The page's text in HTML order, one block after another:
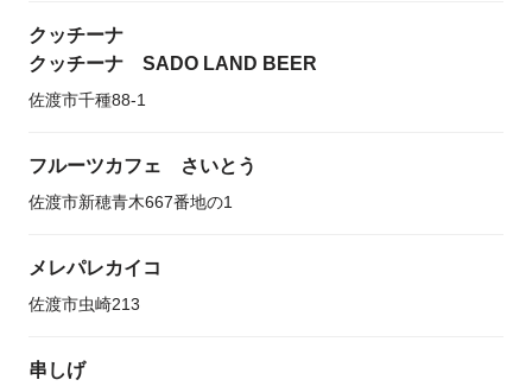
クッチーナ
クッチーナ SADO LAND BEER
佐渡市千種88-1
フルーツカフェ さいとう
佐渡市新穂青木667番地の1
メレパレカイコ
佐渡市虫崎213
串しげ